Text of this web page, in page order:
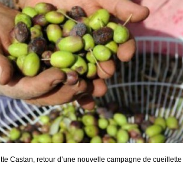
Castan, retour d’une nouvelle campagne de